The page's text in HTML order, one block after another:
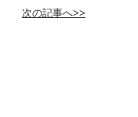
次の記事へ>>